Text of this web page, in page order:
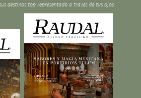
destinos top representado a través de tus ojos.